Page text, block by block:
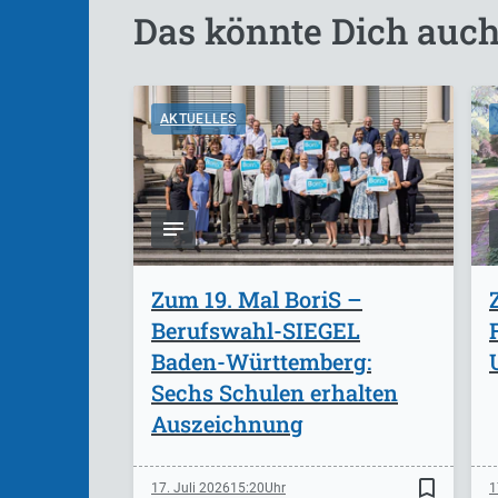
Das könnte Dich
AKTUELLES
Zum 19. Mal BoriS –
Berufswahl-SIEGEL
Baden-Württemberg:
Sechs Schulen erhalten
Auszeichnung
17. Juli 202615:20 bookmark_border